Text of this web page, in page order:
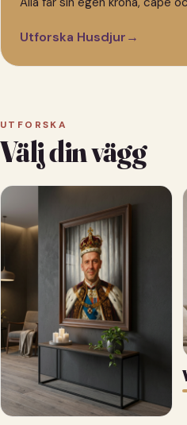
Utforska Husdjur→
UTFORSKA
Välj din vägg